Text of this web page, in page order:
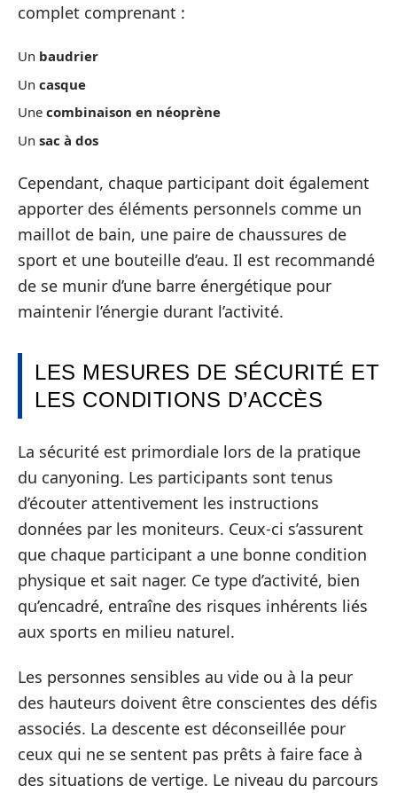
complet comprenant :
Un baudrier
Un casque
Une combinaison en néoprène
Un sac à dos
Cependant, chaque participant doit également
apporter des éléments personnels comme un
maillot de bain, une paire de chaussures de
sport et une bouteille d’eau. Il est recommandé
de se munir d’une barre énergétique pour
maintenir l’énergie durant l’activité.
LES MESURES DE SÉCURITÉ ET
LES CONDITIONS D’ACCÈS
La sécurité est primordiale lors de la pratique
du canyoning. Les participants sont tenus
d’écouter attentivement les instructions
données par les moniteurs. Ceux-ci s’assurent
que chaque participant a une bonne condition
physique et sait nager. Ce type d’activité, bien
qu’encadré, entraîne des risques inhérents liés
aux sports en milieu naturel.
Les personnes sensibles au vide ou à la peur
des hauteurs doivent être conscientes des défis
associés. La descente est déconseillée pour
ceux qui ne se sentent pas prêts à faire face à
des situations de vertige. Le niveau du parcours